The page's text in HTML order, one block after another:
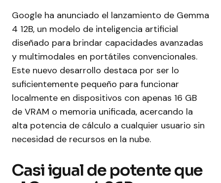
Google ha anunciado el lanzamiento de Gemma
4 12B, un modelo de inteligencia artificial
diseñado para brindar capacidades avanzadas
y multimodales en portátiles convencionales.
Este nuevo desarrollo destaca por ser lo
suficientemente pequeño para funcionar
localmente en dispositivos con apenas 16 GB
de VRAM o memoria unificada, acercando la
alta potencia de cálculo a cualquier usuario sin
necesidad de recursos en la nube.
Casi igual de potente que